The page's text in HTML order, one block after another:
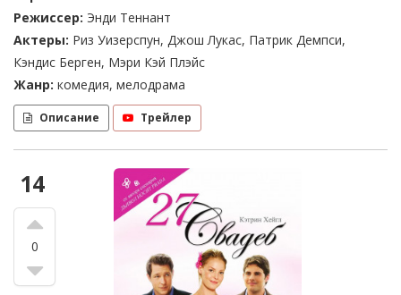
Режиссер: Энди Теннант
Актеры: Риз Уизерспун, Джош Лукас, Патрик Демпси,
Кэндис Берген, Мэри Кэй Плэйс
Жанр: комедия, мелодрама
Описание Трейлер
14
0